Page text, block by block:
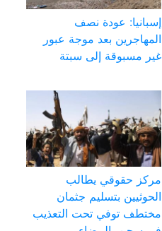
إسبانيا: عودة نصف
المهاجرين بعد موجة عبور
غير مسبوقة إلى سبتة
مركز حقوقي يطالب
الحوثيين بتسليم جثمان
مختطف توفي تحت التعذيب